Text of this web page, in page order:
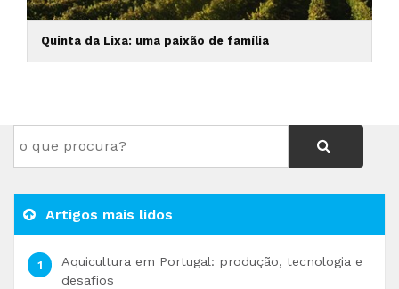
Quinta da Lixa: uma paixão de família
Artigos mais lidos
Aquicultura em Portugal: produção, tecnologia e
desafios